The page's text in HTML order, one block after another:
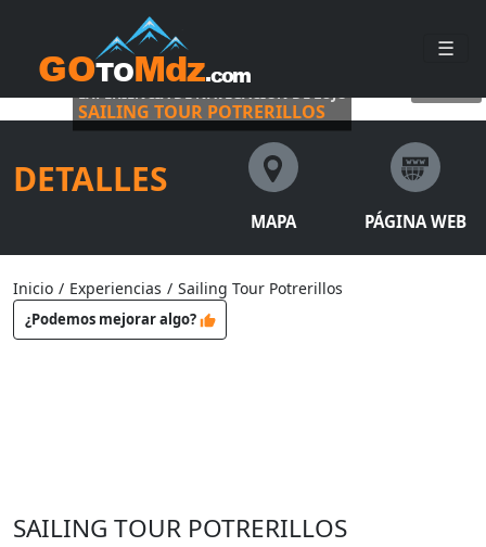
☰
EXPERIENCIA DE NAVEGACIÓN DE LUJO
SAILING TOUR POTRERILLOS
DETALLES
MAPA PÁGINA WEB
Inicio / Experiencias / Sailing Tour Potrerillos
¿Podemos mejorar algo?
SAILING TOUR POTRERILLOS